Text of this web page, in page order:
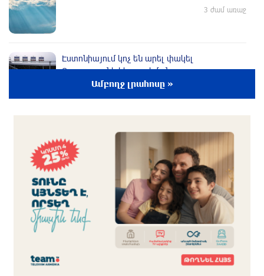
3 ժամ առաջ
Էստոնիայում կոչ են արել փակել
Ռուսաստանի հետ սահմանը
ինքնիշխան տարածքից ադրբեջանական
զինվшծ ուժերի դուրսբերման․ Իշխան
Սաղաթելյան
3 ժամ առաջ
Տղամարդը ծեծել է շտապօգնության բժշկին և
վարորդին
2 ժամ առաջ
Ամբողջ լրահոսը »